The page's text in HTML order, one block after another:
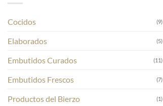
Cocidos (9)
Elaborados (5)
Embutidos Curados (11)
Embutidos Frescos (7)
Productos del Bierzo (1)